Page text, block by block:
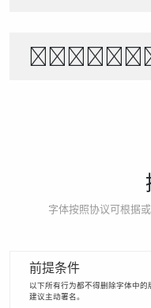
字体按照协议可根据
前提条件
以下所有行为都不得删除字体中
建议主动署名。